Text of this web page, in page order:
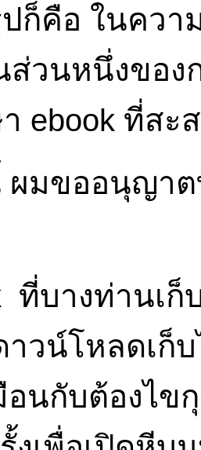
ก็คือ ในควา
ส่วนหนึ่งของ
ebook ที่สะ
ขออนุญาต
างท่านเก็บ
วน์โหลดเก็
อนกับต้องไข